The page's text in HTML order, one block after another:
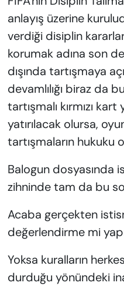
anlayış üzerine
verdiği disiplin
korumak adına son
dışında tartışmaya
devamlılığı biraz da
tartışmalı kırmızı
yatırılacak olursa,
tartışmaların hukuku
Balogun dosyasında
zihninde tam da bu
Acaba gerçekten
değerlendirme mi
Yoksa kuralların
durduğu yönündeki